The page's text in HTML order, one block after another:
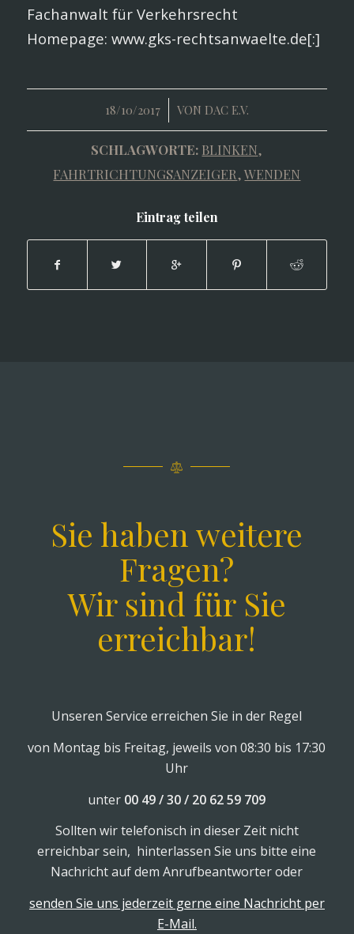
Fachanwalt für Verkehrsrecht
Homepage: www.gks-rechtsanwaelte.de[:]
18/10/2017
/ VON DAC E.V.
SCHLAGWORTE: BLINKEN,
FAHRTRICHTUNGSANZEIGER,WENDEN
Eintrag teilen
Sie haben weitere
Fragen?
Wir sind für Sie
erreichbar!
Unseren Service erreichen Sie in der Regel
von Montag bis Freitag, jeweils von 08:30 bis 17:30
Uhr
unter 00 49 / 30 / 20 62 59 709
Sollten wir telefonisch in dieser Zeit nicht
erreichbar sein, hinterlassen Sie uns bitte eine
Nachricht auf dem Anrufbeantworter oder
senden Sie uns jederzeit gerne eine Nachricht per
E-Mail.